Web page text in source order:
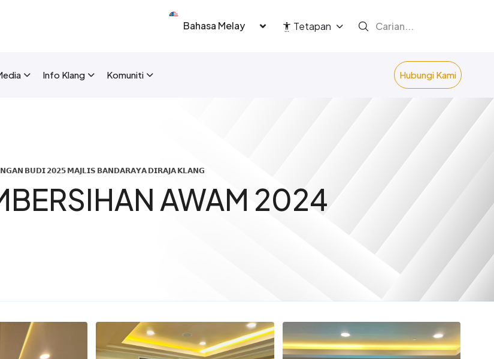
Select your language Tetapan
Info Klang Komuniti Hubungi Kami
𝗕𝗨𝗗𝗜 𝟮𝟬𝟮𝟱 𝗠𝗔𝗝𝗟𝗜𝗦 𝗕𝗔𝗡𝗗𝗔𝗥𝗔𝗬𝗔 𝗗𝗜𝗥𝗔𝗝𝗔 𝗞𝗟𝗔𝗡𝗚
AWAM 2024